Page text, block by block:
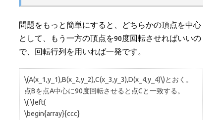
問題をもっと簡単にすると、どちらかの頂点を中心
として、もう一方の頂点を90度回転させればいいの
で、回転行列を用いれば一発です。
\(A(x_1,y_1),B(x_2,y_2),C(x_3,y_3),D(x_4,y_4)\)とおく。
点Bを点A中心に90度回転させると点Cと一致する。
\( \left(
\begin{array}{ccc}